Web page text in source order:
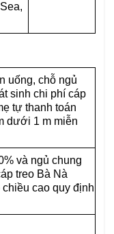
uống, chỗ ngủ
sinh chi phí cáp
tự thanh toán
dưới 1 m miễn
và ngủ chung
treo Bà Nà
cao quy định